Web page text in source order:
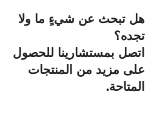
هل تبحث عن شيءٍ ما ولا
تجده؟
اتصل بمستشارينا للحصول
على مزيد من المنتجات
المتاحة.